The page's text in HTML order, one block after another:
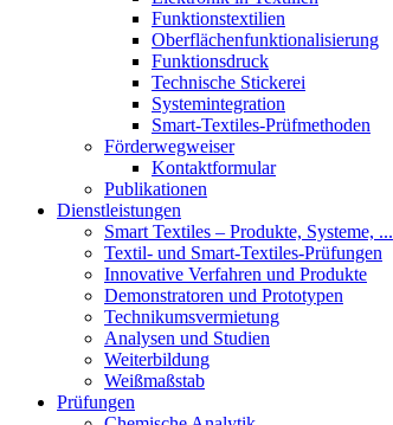
Funktionstextilien
Oberflächenfunktionalisierung
Funktionsdruck
Technische Stickerei
Systemintegration
Smart-Textiles-Prüfmethoden
Förderwegweiser
Kontaktformular
Publikationen
Dienstleistungen
Smart Textiles – Produkte, Systeme, ...
Textil- und Smart-Textiles-Prüfungen
Innovative Verfahren und Produkte
Demonstratoren und Prototypen
Technikumsvermietung
Analysen und Studien
Weiterbildung
Weißmaßstab
Prüfungen